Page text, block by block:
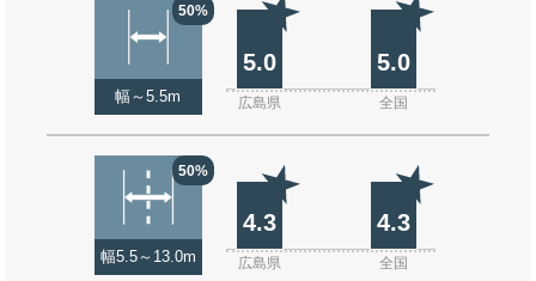
50%
幅～5.5m
5.0 5.0
広島県 全国
50%
幅5.5～13.0m
4.3 4.3
広島県 全国